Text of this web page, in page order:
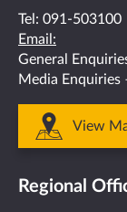
Tel: 091-503100
Email:
General
Media Enquiries
View
Regional